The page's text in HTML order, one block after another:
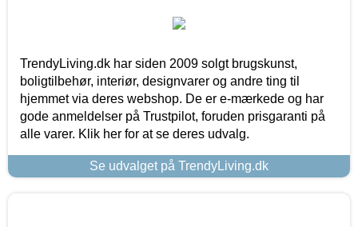
TrendyLiving.dk har siden 2009 solgt brugskunst,
boligtilbehør, interiør, designvarer og andre ting til
hjemmet via deres webshop. De er e-mærkede og har
gode anmeldelser på Trustpilot, foruden prisgaranti på
alle varer. Klik her for at se deres udvalg.
Se udvalget på TrendyLiving.dk